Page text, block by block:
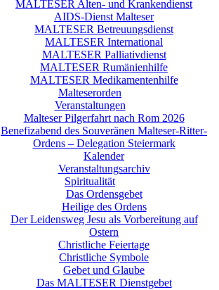
MALTESER Alten- und Krankendienst
AIDS-Dienst Malteser
MALTESER Betreuungsdienst
MALTESER International
MALTESER Palliativdienst
MALTESER Rumänienhilfe
MALTESER Medikamentenhilfe
Malteserorden
Veranstaltungen
Malteser Pilgerfahrt nach Rom 2026
Benefizabend des Souveränen Malteser-Ritter-
Ordens – Delegation Steiermark
Kalender
Veranstaltungsarchiv
Spiritualität
Das Ordensgebet
Heilige des Ordens
Der Leidensweg Jesu als Vorbereitung auf
Ostern
Christliche Feiertage
Christliche Symbole
Gebet und Glaube
Das MALTESER Dienstgebet